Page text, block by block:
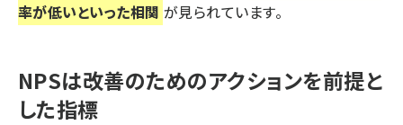
率が低いといった相関 が見られています。
NPSは改善のためのアクションを前提と
した指標